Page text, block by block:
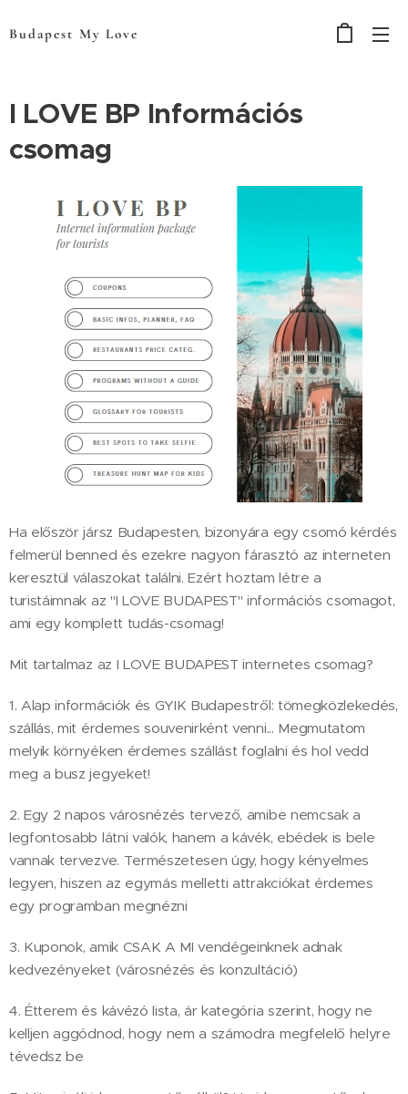
Budapest My Love
I LOVE BP Információs
csomag
Ha először jársz Budapesten, bizonyára egy csomó kérdés
felmerül benned és ezekre nagyon fárasztó az interneten
keresztül válaszokat találni. Ezért hoztam létre a
turistáimnak az "I LOVE BUDAPEST" információs csomagot,
ami egy komplett tudás-csomag!
Mit tartalmaz az I LOVE BUDAPEST internetes csomag?
1. Alap információk és GYIK Budapestről: tömegközlekedés,
szállás, mit érdemes souvenirként venni... Megmutatom
melyik környéken érdemes szállást foglalni és hol vedd
meg a busz jegyeket!
2. Egy 2 napos városnézés tervező, amibe nemcsak a
legfontosabb látni valók, hanem a kávék, ebédek is bele
vannak tervezve. Természetesen úgy, hogy kényelmes
legyen, hiszen az egymás melletti attrakciókat érdemes
egy programban megnézni
3. Kuponok, amik CSAK A MI vendégeinknek adnak
kedvezényeket (városnézés és konzultáció)
4. Étterem és kávézó lista, ár kategória szerint, hogy ne
kelljen aggódnod, hogy nem a számodra megfelelő helyre
tévedsz be